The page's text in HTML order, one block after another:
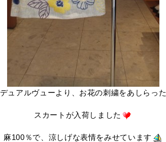
デュアルヴューより、お花の刺繍をあしらった
スカートが入荷しました
麻100％で、涼しげな表情をみせています